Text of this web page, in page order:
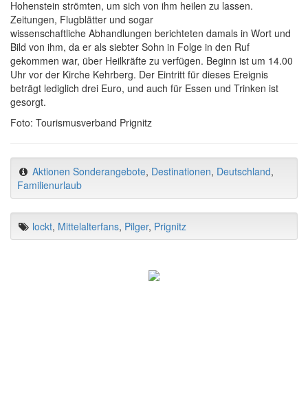
Hohenstein strömten, um sich von ihm heilen zu lassen.
Zeitungen, Flugblätter und sogar
wissenschaftliche Abhandlungen berichteten damals in Wort und
Bild von ihm, da er als siebter Sohn in Folge in den Ruf
gekommen war, über Heilkräfte zu verfügen. Beginn ist um 14.00
Uhr vor der Kirche Kehrberg. Der Eintritt für dieses Ereignis
beträgt lediglich drei Euro, und auch für Essen und Trinken ist
gesorgt.
Foto: Tourismusverband Prignitz
Aktionen Sonderangebote, Destinationen, Deutschland,
Familienurlaub
lockt, Mittelalterfans, Pilger, Prignitz